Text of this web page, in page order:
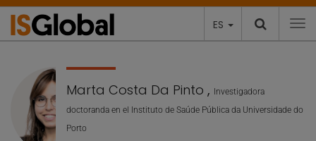
ES
Marta Costa Da Pinto ,
Investigadora
doctoranda en el Instituto de Saúde Pública da Universidade do
Porto